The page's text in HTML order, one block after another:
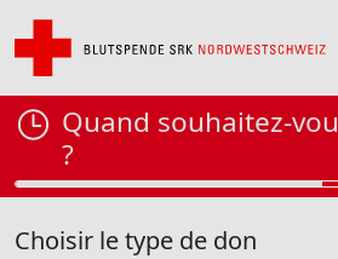
Quand souhaitez-
?
Choisir le type de don